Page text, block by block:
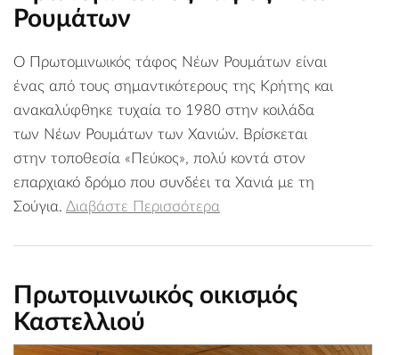
Ρουμάτων
Ο Πρωτομινωικός τάφος Νέων Ρουμάτων είναι
ένας από τους σημαντικότερους της Κρήτης και
ανακαλύφθηκε τυχαία το 1980 στην κοιλάδα
των Νέων Ρουμάτων των Χανιών. Βρίσκεται
στην τοποθεσία «Πεύκος», πολύ κοντά στον
επαρχιακό δρόμο που συνδέει τα Χανιά με τη
Σούγια. Διαβάστε Περισσότερα
Πρωτομινωικός οικισμός
Καστελλιού